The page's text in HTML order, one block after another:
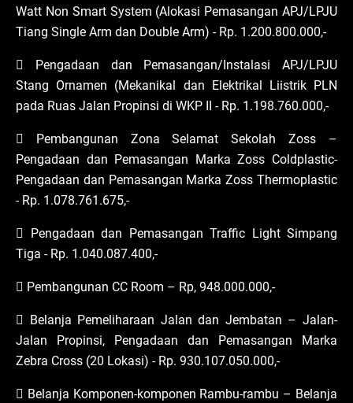
Watt Non Smart System (Alokasi Pemasangan APJ/LPJU
Tiang Single Arm dan Double Arm) - Rp. 1.200.800.000,-
 Pengadaan dan Pemasangan/Instalasi APJ/LPJU
Stang Ornamen (Mekanikal dan Elektrikal Liistrik PLN
pada Ruas Jalan Propinsi di WKP II - Rp. 1.198.760.000,-
 Pembangunan Zona Selamat Sekolah Zoss –
Pengadaan dan Pemasangan Marka Zoss Coldplastic-
Pengadaan dan Pemasangan Marka Zoss Thermoplastic
- Rp. 1.078.761.675,-
 Pengadaan dan Pemasangan Traffic Light Simpang
Tiga - Rp. 1.040.087.400,-
 Pembangunan CC Room – Rp, 948.000.000,-
 Belanja Pemeliharaan Jalan dan Jembatan – Jalan-
Jalan Propinsi, Pengadaan dan Pemasangan Marka
Zebra Cross (20 Lokasi) - Rp. 930.107.050.000,-
 Belanja Komponen-komponen Rambu-rambu – Belanja